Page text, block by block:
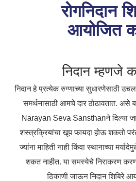
रोगनिदान
आयोजित
निदान म्हणजे
निदान हे प्रत्येक रुग्णाच्या सुधारणेसाठी
समर्थनासाठी आमचे दार ठोठावतात. असे
Narayan Seva Sansthanने दिल्या
शस्त्रक्रियांचा खूप फायदा होऊ शकतो
ज्यांना माहिती नाही किंवा स्थानाच्या
शकत नाहीत. या समस्येचे निराकरण
ठिकाणी जाऊन निदान शिबिरे